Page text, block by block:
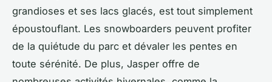
grandioses et ses lacs glacés, est tout simplement
époustouflant. Les snowboarders peuvent profiter
de la quiétude du parc et dévaler les pentes en
toute sérénité. De plus, Jasper offre de